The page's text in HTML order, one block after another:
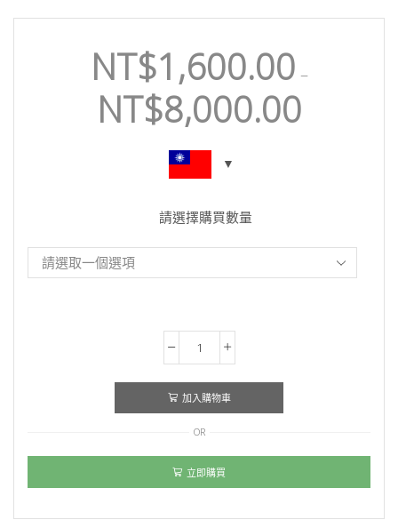
NT$1,600.00 –
NT$8,000.00
請選擇購買數量
超
級
雙
威
壯
加入購物車
OR
立即購買